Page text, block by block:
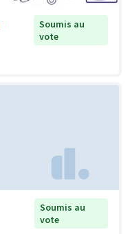
Soumis au
vote
Soumis au
vote